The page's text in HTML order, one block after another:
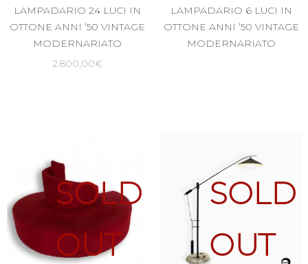
LAMPADARIO 24 LUCI IN
OTTONE ANNI ’50 VINTAGE
MODERNARIATO
2.800,00€
LAMPADARIO 6 LUCI IN
OTTONE ANNI ’50 VINTAGE
MODERNARIATO
SOLD
OUT
SOLD
OUT